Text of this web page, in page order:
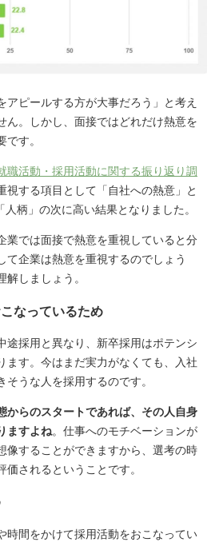
アピールする方が大事だろう」と考え
ん。しかし、面接ではどれだけ熱意を
す。
職活動・採用活動に関する振り返り調
視する項目として「自社への熱意」と
柄」の次に高い結果となりました。
業では面接で熱意を重視していると分
て企業は熱意を重視するのでしょう
しましょう。
なっているため
途採用と異なり、新卒採用はポテンシ
ます。今はまだ実力がなくても、入社
うな人を採用するのです。
からのスタートであれば、その人自身
ますよね。仕事へのモチベーションが
像することができますから、選考の時
されるということです。
時間をかけて採用活動をおこなってい